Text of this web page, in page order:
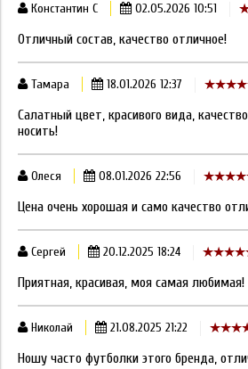
Константин С 02.05.2026 10:51
Отличный состав, качество отличное!
Тамара 18.01.2026 12:37
Салатный цвет, красивого вида,
носить!
Олеся 08.01.2026 22:56
Цена очень хорошая и само качество
Сергей 20.12.2025 18:24
Приятная, красивая, моя самая любимая!
Николай 21.08.2025 21:22
Ношу часто футболки этого бренда,